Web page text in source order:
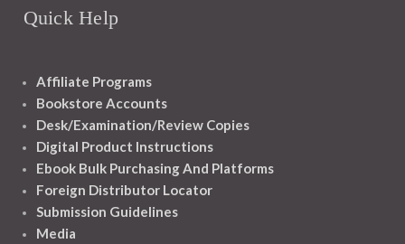
Quick Help
Affiliate Programs
Bookstore Accounts
Desk/Examination/Review Copies
Digital Product Instructions
Ebook Bulk Purchasing And Platforms
Foreign Distributor Locator
Submission Guidelines
Media